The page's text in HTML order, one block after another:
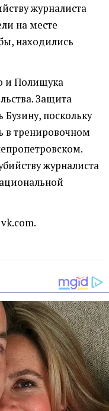
журналиста
на месте
находились
и Полищука
Защита
Бузину, поскольку
в тренировочном
журналиста